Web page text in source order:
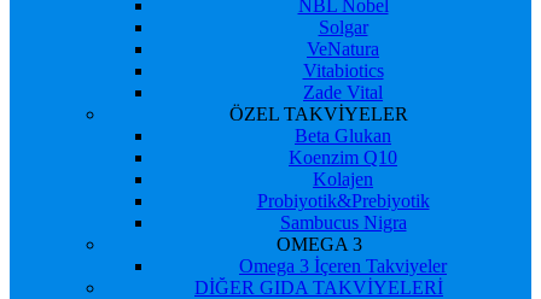
NBL Nobel
Solgar
VeNatura
Vitabiotics
Zade Vital
ÖZEL TAKVİYELER
Beta Glukan
Koenzim Q10
Kolajen
Probiyotik&Prebiyotik
Sambucus Nigra
OMEGA 3
Omega 3 İçeren Takviyeler
DİĞER GIDA TAKVİYELERİ